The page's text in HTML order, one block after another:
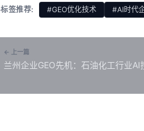
标签推荐: #GEO优化技术 #AI时代
← 上一篇
兰州企业GEO先机：石油化工行业AI